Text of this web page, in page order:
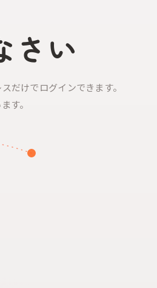
さい
だけでログインできます。
す。